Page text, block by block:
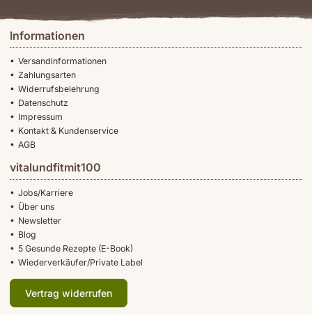
Informationen
Versandinformationen
Zahlungsarten
Widerrufsbelehrung
Datenschutz
Impressum
Kontakt & Kundenservice
AGB
vitalundfitmit100
Jobs/Karriere
Über uns
Newsletter
Blog
5 Gesunde Rezepte (E-Book)
Wiederverkäufer/Private Label
Vertrag widerrufen